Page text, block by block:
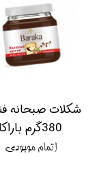
شکلات صبحانه
380گرم باراکا
اتمام موجودی